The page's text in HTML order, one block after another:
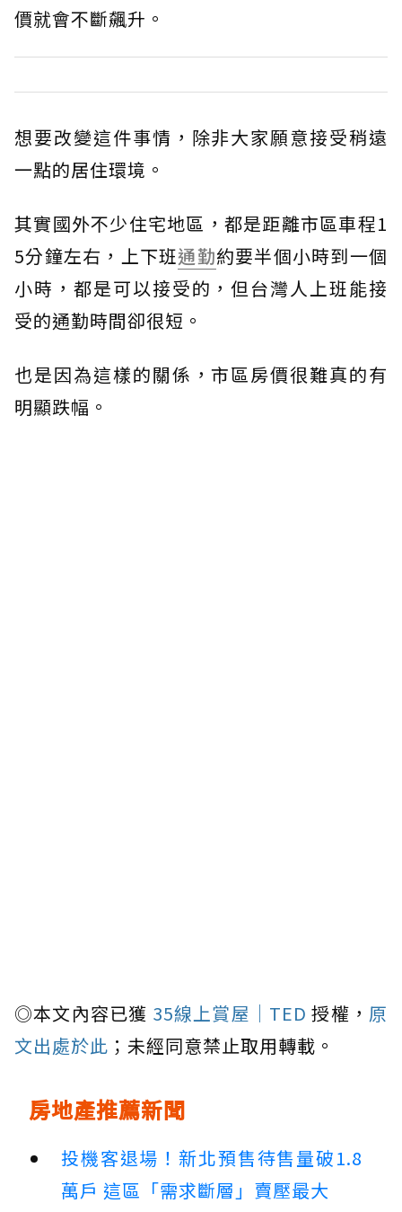
價就會不斷飆升。
想要改變這件事情，除非大家願意接受稍遠
一點的居住環境。
其實國外不少住宅地區，都是距離市區車程1
5分鐘左右，上下班通勤約要半個小時到一個
小時，都是可以接受的，但台灣人上班能接
受的通勤時間卻很短。
也是因為這樣的關係，市區房價很難真的有
明顯跌幅。
◎本文內容已獲 35線上賞屋｜TED授權， 原
文出處於此 ；未經同意禁止取用轉載。
房地產推薦新聞
投機客退場！新北預售待售量破1.8
萬戶 這區「需求斷層」賣壓最大